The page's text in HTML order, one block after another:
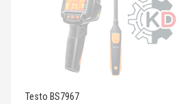
Testo BS7967